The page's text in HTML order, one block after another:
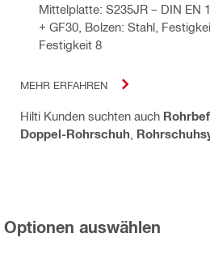
Mittelplatte: S235JR – DIN EN
+ GF30, Bolzen: Stahl,
Festigkeit 8
MEHR ERFAHREN
Hilti Kunden suchten auch
Doppel-Rohrschuh
Optionen auswählen